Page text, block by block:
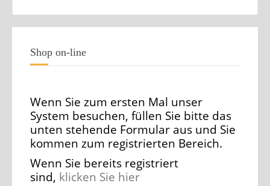
Shop on-line
Wenn Sie zum ersten Mal unser
System besuchen, füllen Sie bitte das
unten stehende Formular aus und Sie
kommen zum registrierten Bereich.
Wenn Sie bereits registriert
sind, klicken Sie hier